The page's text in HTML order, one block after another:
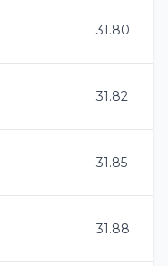
31.80
31.82
31.85
31.88